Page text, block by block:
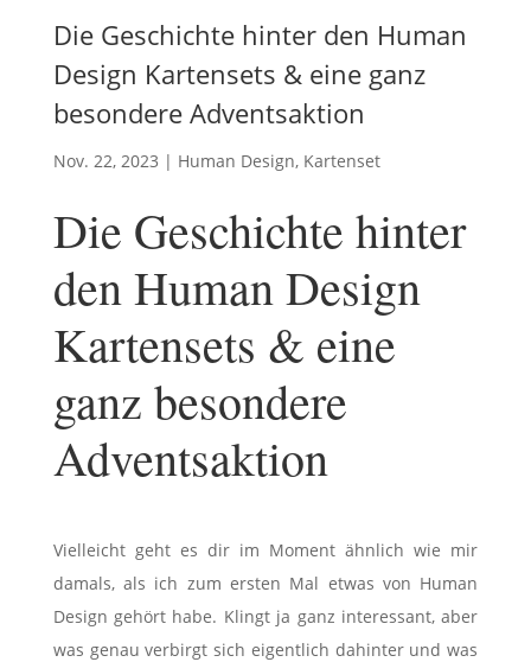
Die Geschichte hinter den Human
Design Kartensets & eine ganz
besondere Adventsaktion
Nov. 22, 2023 | Human Design, Kartenset
Die Geschichte hinter
den Human Design
Kartensets & eine
ganz besondere
Adventsaktion
Vielleicht geht es dir im Moment ähnlich wie mir
damals, als ich zum ersten Mal etwas von Human
Design gehört habe. Klingt ja ganz interessant, aber
was genau verbirgt sich eigentlich dahinter und was